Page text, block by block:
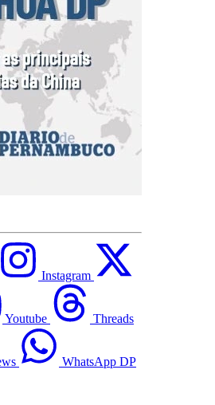
Instagram
Youtube Threads
WhatsApp DP